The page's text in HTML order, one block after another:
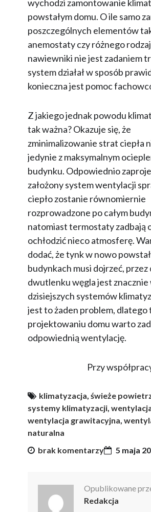
wychodzi zamontowanie
powstałym domu. O ile samo
poszczególnych elementów
anemostaty czy różnego
nawiewniki nie jest zadaniem
system działał w sposób
konieczna jest pomoc
Z jakiego jednak powodu
tak ważna? Okazuje się, że
zminimalizowanie strat ciepła
jedynie z maksymalnym
budynku. Odpowiednio
założony system wentylacji
ciepło zostanie równomiernie
rozprowadzone po całym
natomiast termostaty zadbają
ochłodzić nieco atmosferę.
dodać, że tynk w nowo
budynkach musi dojrzeć, przez
dwutlenku węgla jest znacznie
dzisiejszych systemów
jest to żaden problem, dlatego
projektowaniu domu warto
odpowiednią wentylację.
Przy
klimatyzacja, świeże
systemy klimatyzacji,
wentylacja grawitacyjna,
naturalna
5 maja
brak komentarzy
Opublikowane
Redakcja